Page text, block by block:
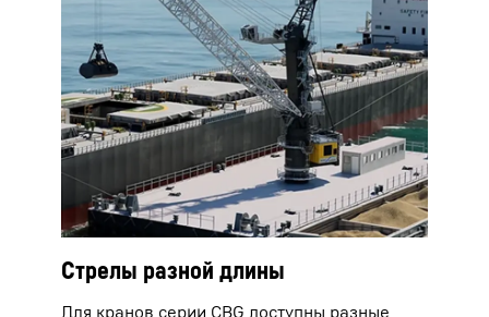
Стрелы разной длины
Для кранов серии CBG доступны разные